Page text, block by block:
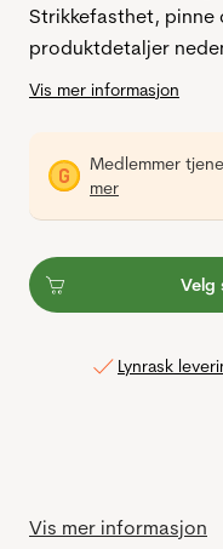
Strikkefasthet, pinne
produktdetaljer
Vis mer informasjon
Medlemmer
mer
Velg
Lynrask
Vis mer informasjon